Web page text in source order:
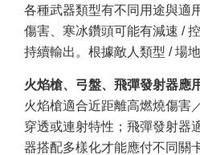
各種武器類型有不同用途與適
傷害、寒冰鑽頭可能有減速 /
持續輸出。根據敵人類型 / 場地
火焰槍、弓盤、飛彈發射器應
火焰槍適合近距離高燃燒傷害
穿透或連射特性；飛彈發射器
器搭配多樣化才能應付不同關卡